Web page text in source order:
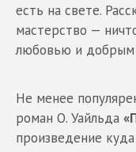
есть на свете.
мастерство —
любовью и добрым
Не менее
роман О. Уайльда
произведение